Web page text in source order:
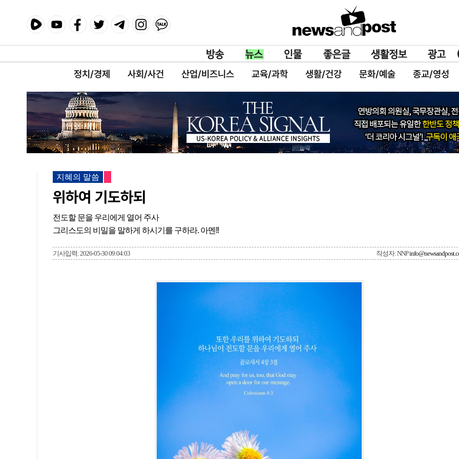
정치/경제 사회/사건 산업/비즈니스 교육/과학 생활/건강 문화/예술 종교/영성
지혜의 말씀
위하여 기도하되
전도할 문을 우리에게 열어 주사
그리스도의 비밀을 말하게 하시기를 구하라. 아멘!!
기사입력: 2026-05-30 09:04:03 작성자: NNP